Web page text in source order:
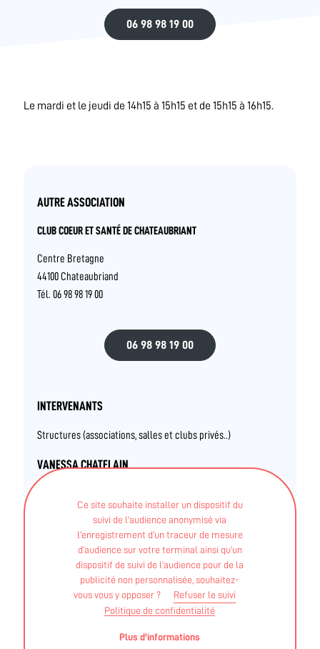
Ce site souhaite installer un dispositif du
suivi de l’audience anonymisé via
l’enregistrement d’un traceur de mesure
d’audience sur votre terminal ainsi qu’un
dispositif de suivi de l’audience pour de la
publicité non personnalisée, souhaitez-
vous vous y opposer ?
Refuser le suivi
Politique de confidentialité
Plus d'informations
06 98 98 19 00
Le mardi et le jeudi de 14h15 à 15h15 et de 15h15 à 16h15.
AUTRE ASSOCIATION
CLUB COEUR ET SANTÉ DE CHATEAUBRIANT
Centre Bretagne
44100 Chateaubriand
Tél. 06 98 98 19 00
06 98 98 19 00
INTERVENANTS
Structures (associations, salles et clubs privés..)
VANESSA CHATELAIN
BPJEPS - Activités gymniques, de la forme et de la
force mentions forme en cours collectifs et haltère,
musculation et forme sur plateau